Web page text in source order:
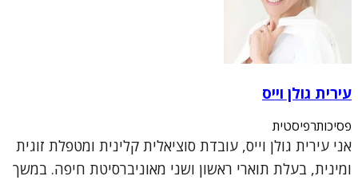
עירית גולן וייס
פסיכותרפיסטית
אני עירית גולן וייס, עובדת סוציאלית קלינית ומטפלת זוגית
ומינית, בעלת תוארי ראשון ושני מאוניברסיטת חיפה. במשך